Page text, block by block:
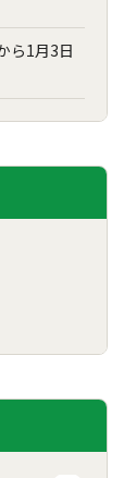
ら1月3日